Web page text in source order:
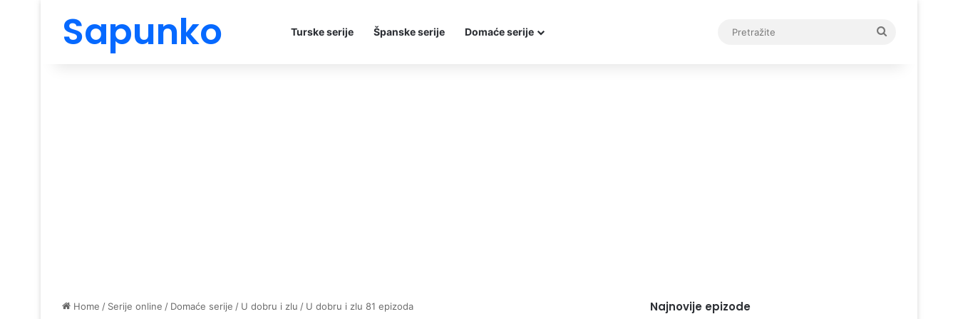
Sapunko Turske serije Španske serije Domaće serije
Home / Serije online / Domaće serije / U dobru i zlu / U dobru i zlu 81 epizoda Najnovije epizode